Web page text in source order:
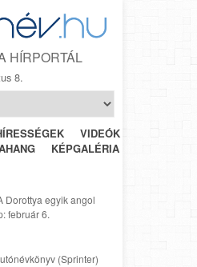
HÍRPORTÁL
8.
VIDEÓK
HÉTRŐL-
KÉPGALÉRIA
Dorottya egyik angol
február 6.
(Sprinter)